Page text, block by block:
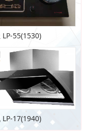
LP-55(1530)
LP-17(1940)